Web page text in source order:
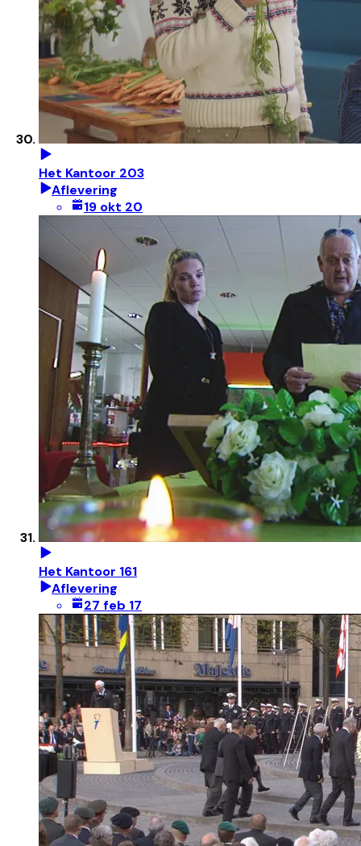
Het Kantoor 203
Aflevering
19 okt 20
Het Kantoor 161
Aflevering
27 feb 17